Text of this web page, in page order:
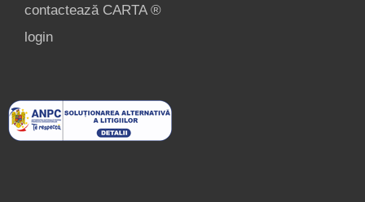
contactează CARTA ®
login